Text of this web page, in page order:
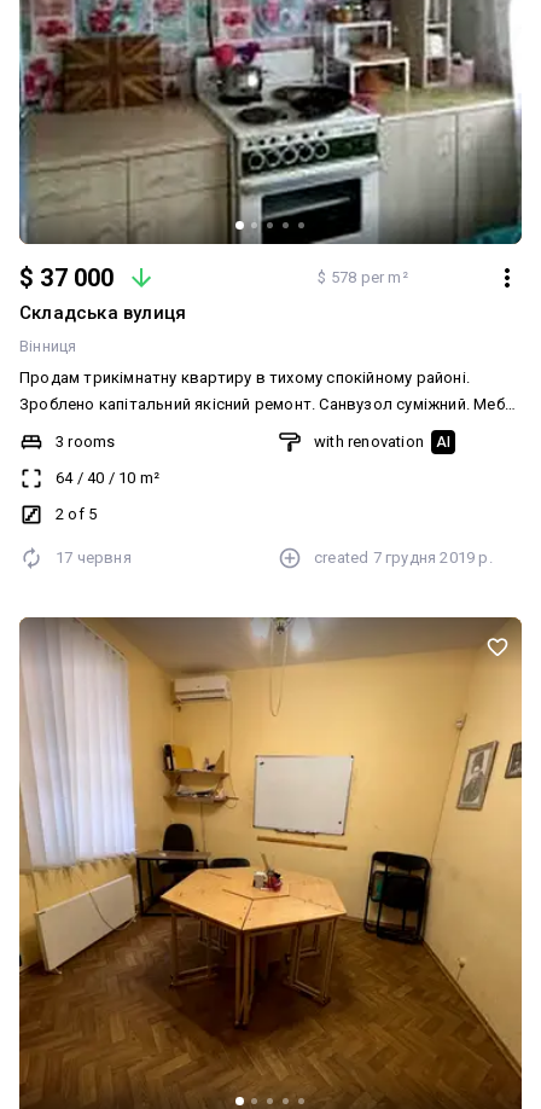
$ 37 000 $ 578 per m²
Складська вулиця
Вінниця
Продам трикімнатну квартиру в тихому спокійному районі.
Зроблено капітальний якісний ремонт. Санвузол суміжний. Меблі
та техніка залишаються за додаткову плату. Документи готові
3 rooms
64/ 40 / 10 m²
2 of 5
with renovation AI
17 червня created 7 грудня 2019 р.